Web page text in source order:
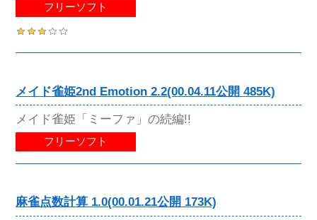
フリーソフト
メイド雀姫2nd Emotion 2.2(00.04.11公開 485K)
メイド雀姫「ミーファ」の続編!!
フリーソフト
麻雀点数計算 1.0(00.01.21公開 173K)